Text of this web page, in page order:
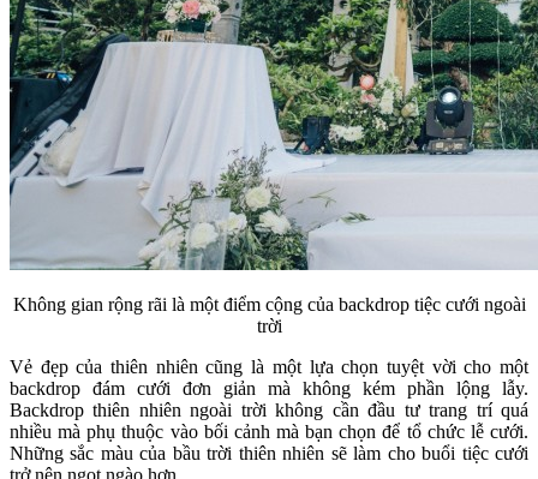
Không gian rộng rãi là một điểm cộng của backdrop tiệc cưới ngoài
trời
Vẻ đẹp của thiên nhiên cũng là một lựa chọn tuyệt vời cho một
backdrop đám cưới đơn giản mà không kém phần lộng lẫy.
Backdrop thiên nhiên ngoài trời không cần đầu tư trang trí quá
nhiều mà phụ thuộc vào bối cảnh mà bạn chọn để tổ chức lễ cưới.
Những sắc màu của bầu trời thiên nhiên sẽ làm cho buổi tiệc cưới